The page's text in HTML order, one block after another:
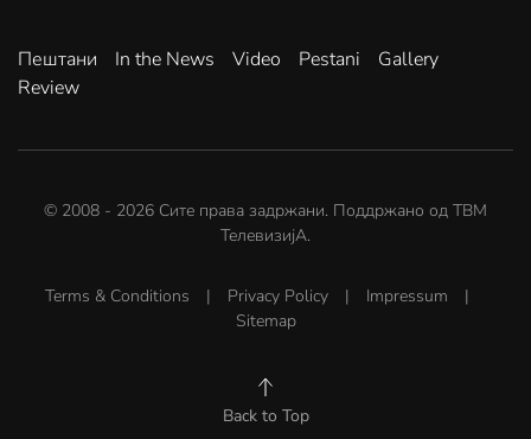
Пештани In the News Video Pestani
Gallery
Review
© 2008 - 2026 Сите права задржани. Поддржано од ТВМ
ТелевизијА.
Terms & Conditions | Privacy Policy | Impressum |
Sitemap
Back to Top